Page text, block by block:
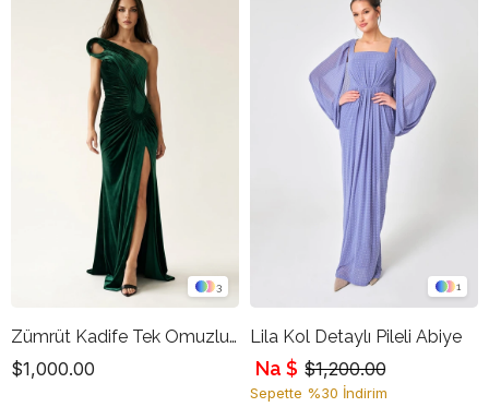
3
Zümrüt Kadife Tek Omuzlu Drapeli Uzun Abiye Elbise
$1,000.00
1
Lila Kol Detaylı Pileli Abiye
$1,200.00
Na $
Sepette %30 İndirim